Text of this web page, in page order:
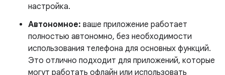
настройка.
Автономное: ваше приложение работает
полностью автономно, без необходимости
использования телефона для основных функций.
Это отлично подходит для приложений, которые
могут работать офлайн или использовать